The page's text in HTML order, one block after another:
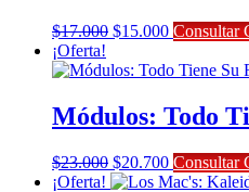
$17.000 El
original
$17.000.
$15.000El
actual
$15.000.
Consultar
¡Oferta!
Módulos: Todo
$23.000 El
precio
$20.700El
precio
Consultar
¡Oferta!